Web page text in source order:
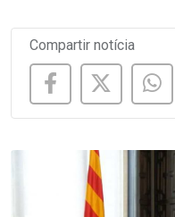
Compartir notícia